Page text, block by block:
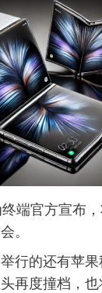
端官方宣布，
。
行的还有苹果
再度撞档，